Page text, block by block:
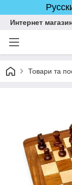
Интернет
Товари та